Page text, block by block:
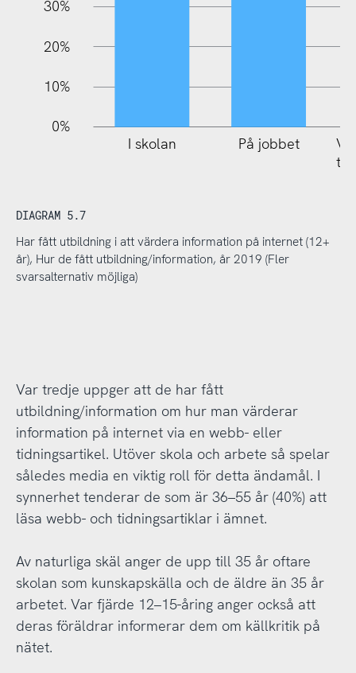
30%
20%
10%
0%
I skolan På jobbet
DIAGRAM 5.7
Har fått utbildning i att värdera information på internet (12+
år), Hur de fått utbildning/information, år 2019 (Fler
svarsalternativ möjliga)
Var tredje uppger att de har fått
utbildning/information om hur man värderar
information på internet via en webb- eller
tidningsartikel. Utöver skola och arbete så spelar
således media en viktig roll för detta ändamål. I
synnerhet tenderar de som är 36–55 år (40%) att
läsa webb- och tidningsartiklar i ämnet.
Av naturliga skäl anger de upp till 35 år oftare
skolan som kunskapskälla och de äldre än 35 år
arbetet. Var fjärde 12–15-åring anger också att
deras föräldrar informerar dem om källkritik på
nätet.